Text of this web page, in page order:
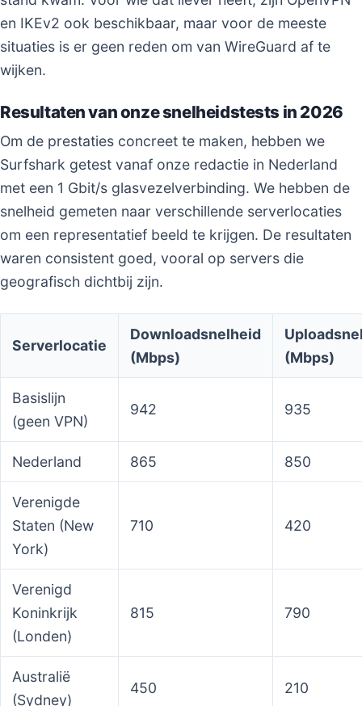
en IKEv2 ook beschikbaar, maar voor de meeste
situaties is er geen reden om van WireGuard af te
wijken.
Resultaten van onze snelheidstests in 2026
Om de prestaties concreet te maken, hebben we
Surfshark getest vanaf onze redactie in Nederland
met een 1 Gbit/s glasvezelverbinding. We hebben de
snelheid gemeten naar verschillende serverlocaties
om een representatief beeld te krijgen. De resultaten
waren consistent goed, vooral op servers die
geografisch dichtbij zijn.
Serverlocatie
Downloadsnelheid
(Mbps)
(Mbps)
Basislijn
(geen VPN)
942 935
Nederland 865 850
Verenigde
Staten (New
York)
710 420
Verenigd
Koninkrijk
(Londen)
815 790
Australië
(Sydney)
450 210